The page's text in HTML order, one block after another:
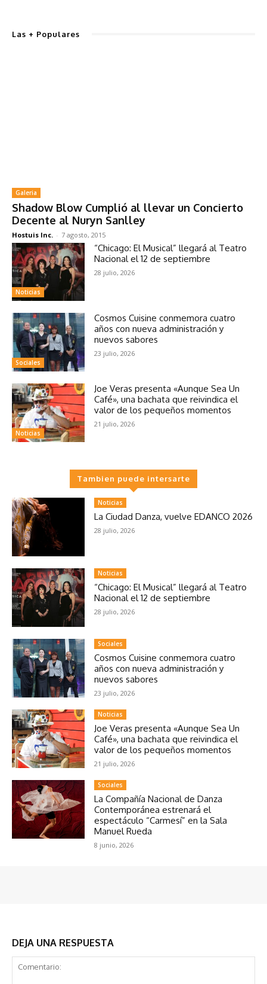
Las + Populares
Galeria
Shadow Blow Cumplió al llevar un Concierto
Decente al Nuryn Sanlley
Hostuis Inc. - 7 agosto, 2015
Noticias
“Chicago: El Musical” llegará al Teatro
Nacional el 12 de septiembre
28 julio, 2026
Sociales
Cosmos Cuisine conmemora cuatro
años con nueva administración y
nuevos sabores
23 julio, 2026
Noticias
Joe Veras presenta «Aunque Sea Un
Café», una bachata que reivindica el
valor de los pequeños momentos
21 julio, 2026
Tambien puede intersarte
Noticias
La Ciudad Danza, vuelve EDANCO 2026
28 julio, 2026
Noticias
“Chicago: El Musical” llegará al Teatro
Nacional el 12 de septiembre
28 julio, 2026
Sociales
Cosmos Cuisine conmemora cuatro
años con nueva administración y
nuevos sabores
23 julio, 2026
Noticias
Joe Veras presenta «Aunque Sea Un
Café», una bachata que reivindica el
valor de los pequeños momentos
21 julio, 2026
Sociales
La Compañía Nacional de Danza
Contemporánea estrenará el
espectáculo “Carmesí” en la Sala
Manuel Rueda
8 junio, 2026
DEJA UNA RESPUESTA